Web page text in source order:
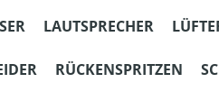
LAUTSPRECHER
RÜCKENSPRITZEN